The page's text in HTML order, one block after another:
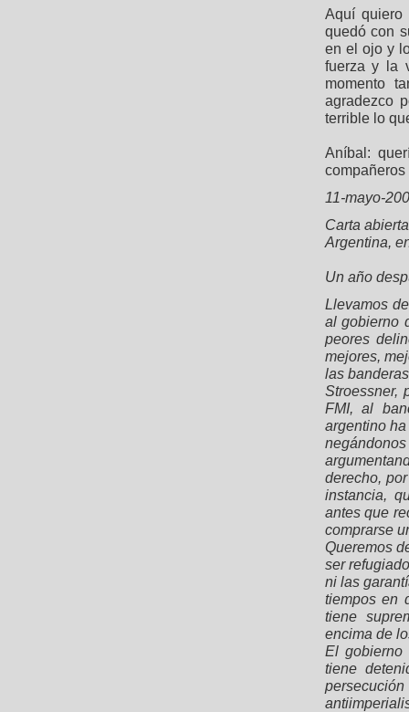
Aquí
quedó con
en el ojo y
fuerza y la
momento
agradezco
terrible lo
Aníbal:
11-mayo-
Carta
Argentina,
Un año
Llevamos
al gobierno
peores
mejores,
las
Stroessner,
FMI, al
argentino
derecho,
instancia,
antes que
comprarse
Queremos
ser
ni las
tiempos en
tiene
encima de
El gobierno
tiene